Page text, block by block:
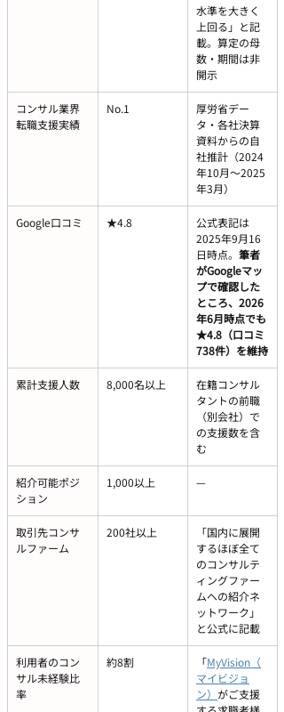
水準を大きく
上回る」と記
載。算定の母
数・期間は非
開示
コンサル業界
転職支援実績
No.1
厚労省デー
タ・各社決算
資料からの自
社推計（2024
年10月〜2025
年3月）
Google口コミ ★4.8
公式表記は
2025年9月16
日時点。 筆者
がGoogleマッ
プで確認した
ところ、2026
年6月時点でも
★4.8（口コミ
738件）を維持
累計支援人数 8,000名以上
在籍コンサル
タントの前職
（別会社）で
の支援数を含
む
紹介可能ポジ
ション
1,000以上 —
取引先コンサ
ルファーム
200社以上
「国内に展開
するほぼ全て
のコンサルテ
ィングファー
ムへの紹介ネ
ットワーク」
と公式に記載
利用者のコン
サル未経験比
率
約8割 「MyVision（
マイビジョ
ン） がご支援